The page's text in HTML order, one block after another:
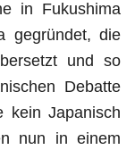
in Fukushima
gegründet, die
und so
Debatte
kein Japanisch
nun in einem